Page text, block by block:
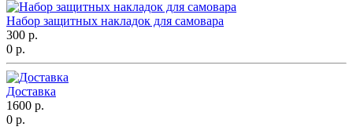
Набор защитных накладок для самовара
300 р.
0 р.
Доставка
1600 р.
0 р.